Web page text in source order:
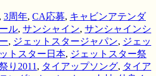
, 3周年, CA応募, キャビンアテンダ
ル, サンシャイン, サンシャインシ
, ジェットスタージャパン, ジェッ
トスター日本, ジェットスター祭
り2011 , タイアップソング, タイア